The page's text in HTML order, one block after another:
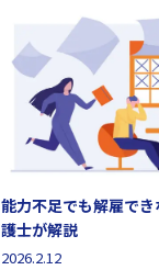
能力不足でも解雇で
護士が解説
2026.2.12